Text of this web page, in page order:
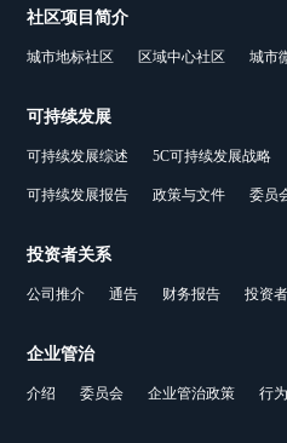
社区项目简介
城市地标社区 区域中心社区 城市
可持续发展
可持续发展综述 5C可持续发展战略
可持续发展报告 政策与文件 委员
投资者关系
公司推介 通告 财务报告 投资
企业管治
介绍 委员会 企业管治政策 行